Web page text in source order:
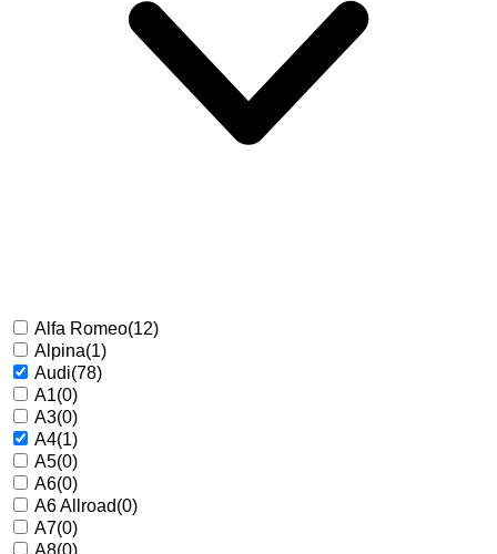
Alfa Romeo(12)
Alpina(1)
Audi(78)
A1(0)
A3(0)
A4(1)
A5(0)
A6(0)
A6 Allroad(0)
A7(0)
A8(0)